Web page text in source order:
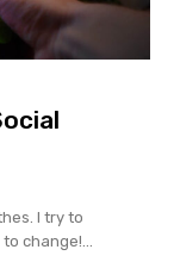
I try to
change!...